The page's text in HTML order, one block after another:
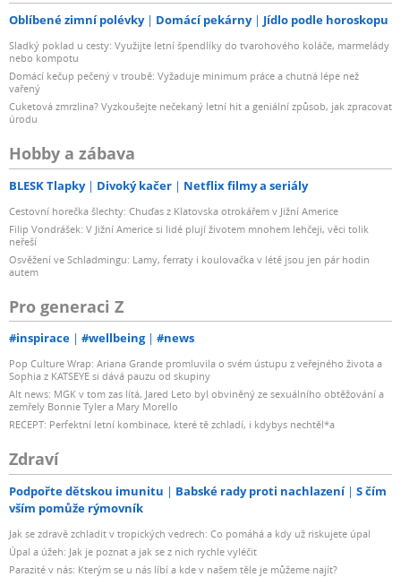
Oblíbené zimní polévky Domácí pekárny Jídlo podle horoskopu
Sladký poklad u cesty: Využijte letní špendlíky do tvarohového koláče, marmelády
nebo kompotu
Domácí kečup pečený v troubě: Vyžaduje minimum práce a chutná lépe než
vařený
Cuketová zmrzlina? Vyzkoušejte nečekaný letní hit a geniální způsob, jak zpracovat
úrodu
Hobby a zábava
BLESK Tlapky Divoký kačer Netflix filmy a seriály
Cestovní horečka šlechty: Chuďas z Klatovska otrokářem v Jižní Americe
Filip Vondrášek: V Jižní Americe si lidé plují životem mnohem lehčeji, věci tolik
neřeší
Osvěžení ve Schladmingu: Lamy, ferraty i koulovačka v létě jsou jen pár hodin
autem
Pro generaci Z
#inspirace #wellbeing #news
Pop Culture Wrap: Ariana Grande promluvila o svém ústupu z veřejného života a
Sophia z KATSEYE si dává pauzu od skupiny
Alt news: MGK v tom zas lítá, Jared Leto byl obviněný ze sexuálního obtěžování a
zemřely Bonnie Tyler a Mary Morello
RECEPT: Perfektní letní kombinace, které tě zchladí, i kdybys nechtěl*a
Zdraví
Podpořte dětskou imunitu Babské rady proti nachlazení
S čím
vším pomůže rýmovník
Jak se zdravě zchladit v tropických vedrech: Co pomáhá a kdy už riskujete úpal
Úpal a úžeh: Jak je poznat a jak se z nich rychle vyléčit
Parazité v nás: Kterým se u nás líbí a kde v našem těle je můžeme najít?